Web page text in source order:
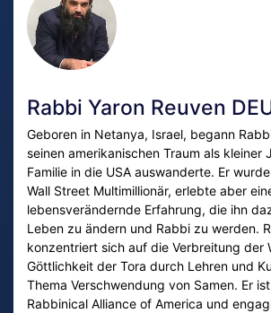
Rabbi Yaron Reuven
Geboren in Netanya, Israel, begann
seinen amerikanischen Traum als kleiner
Familie in die USA auswanderte. Er
Wall Street Multimillionär, erlebte aber
lebensverändernde Erfahrung, die ihn
Leben zu ändern und Rabbi zu werden.
konzentriert sich auf die Verbreitung der
Göttlichkeit der Tora durch Lehren und
Thema Verschwendung von Samen. Er
Rabbinical Alliance of America und